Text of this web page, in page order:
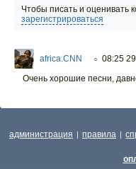
Чтобы писать и оценивать
зарегистрироваться
africa.CNN ○ 08:25
Очень хорошие песни,
администрация | правила |